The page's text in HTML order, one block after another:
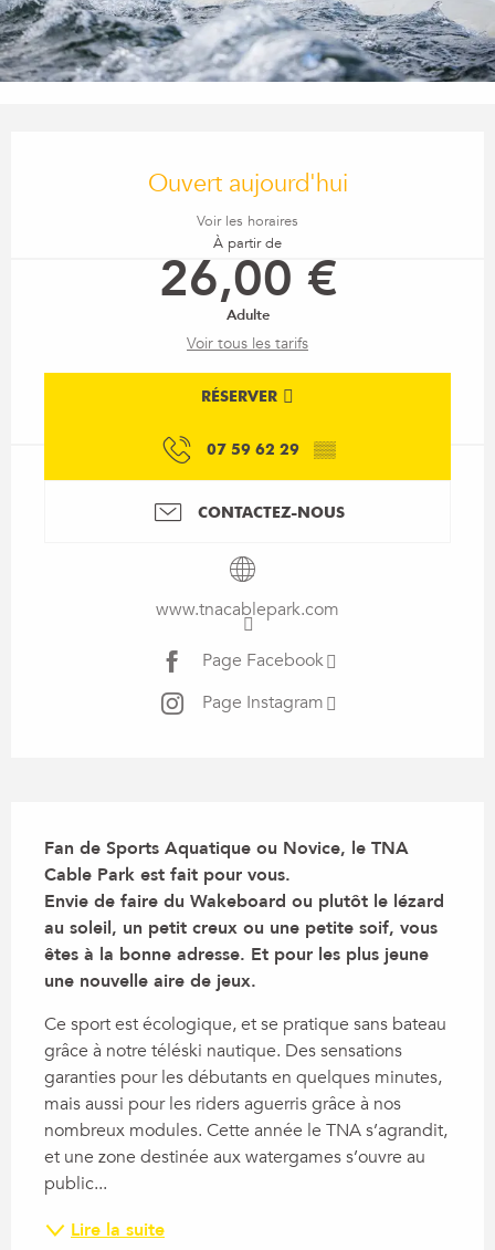
Ouvert aujourd'hui
Voir les horaires
À partir de
26,00 €
Adulte
Voir tous les tarifs
RÉSERVER
07 59 62 29 ▒▒
CONTACTEZ-NOUS
www.tnacablepark.com
Page Facebook
Page Instagram
Fan de Sports Aquatique ou Novice, le TNA
Cable Park est fait pour vous.
Envie de faire du Wakeboard ou plutôt le lézard
au soleil, un petit creux ou une petite soif, vous
êtes à la bonne adresse. Et pour les plus jeune
une nouvelle aire de jeux.
Ce sport est écologique, et se pratique sans bateau
grâce à notre téléski nautique. Des sensations
garanties pour les débutants en quelques minutes,
mais aussi pour les riders aguerris grâce à nos
nombreux modules. Cette année le TNA s’agrandit,
et une zone destinée aux watergames s’ouvre au
public...
Lire la suite